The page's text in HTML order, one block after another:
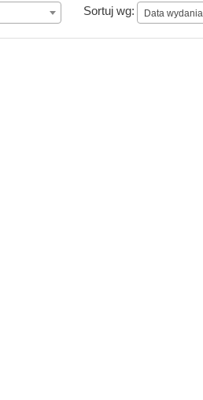
Sortuj wg: Data wydania
Data wydania